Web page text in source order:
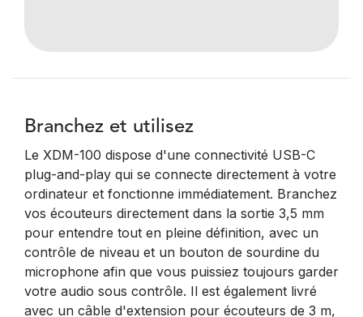
Branchez et utilisez
Le XDM-100 dispose d'une connectivité USB-C
plug-and-play qui se connecte directement à votre
ordinateur et fonctionne immédiatement. Branchez
vos écouteurs directement dans la sortie 3,5 mm
pour entendre tout en pleine définition, avec un
contrôle de niveau et un bouton de sourdine du
microphone afin que vous puissiez toujours garder
votre audio sous contrôle. Il est également livré
avec un câble d'extension pour écouteurs de 3 m,